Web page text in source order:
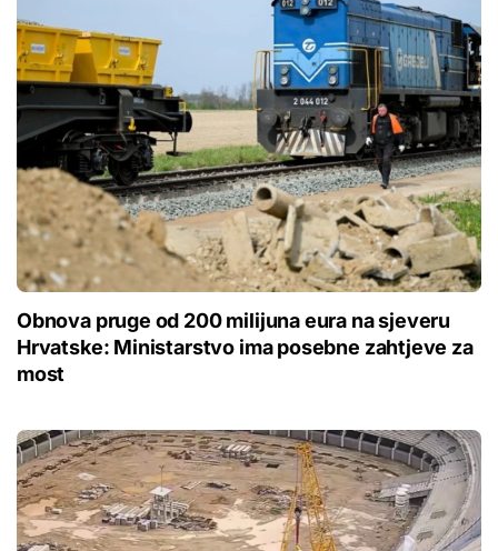
Obnova pruge od 200 milijuna eura na sjeveru
Hrvatske: Ministarstvo ima posebne zahtjeve za
most